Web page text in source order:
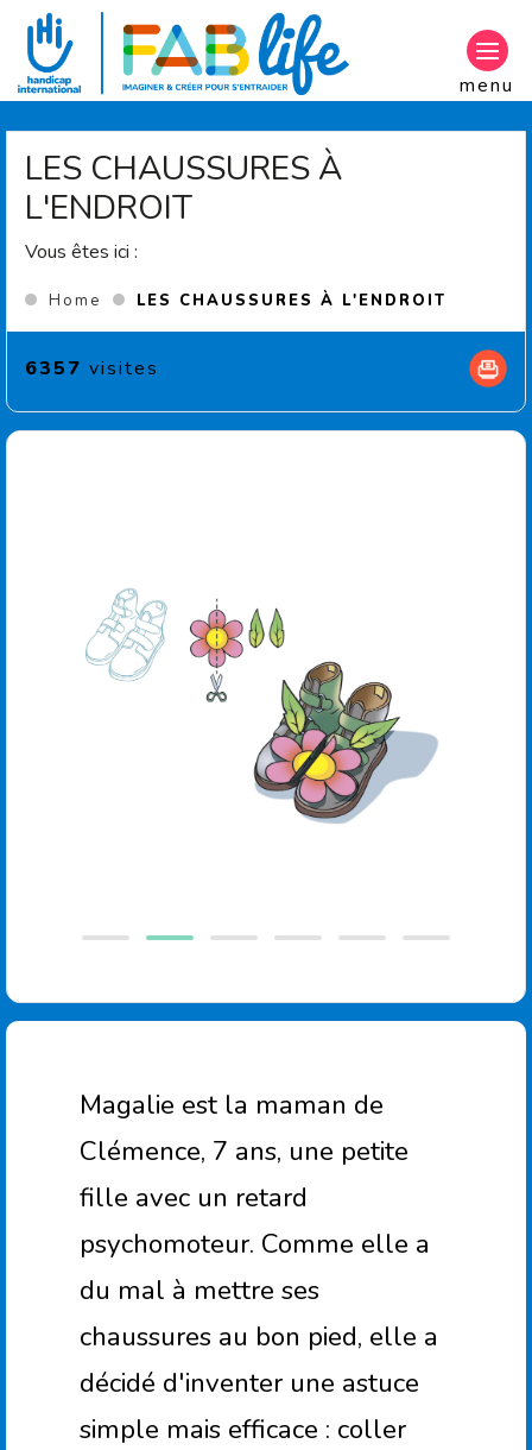
Aller au contenu principal
menu
LES CHAUSSURES À
L'ENDROIT
Vous êtes ici :
Home LES CHAUSSURES À L'ENDROIT
6357 visites
Magalie est la maman de
Clémence, 7 ans, une petite
fille avec un retard
psychomoteur. Comme elle a
du mal à mettre ses
chaussures au bon pied, elle a
décidé d'inventer une astuce
simple mais efficace : coller